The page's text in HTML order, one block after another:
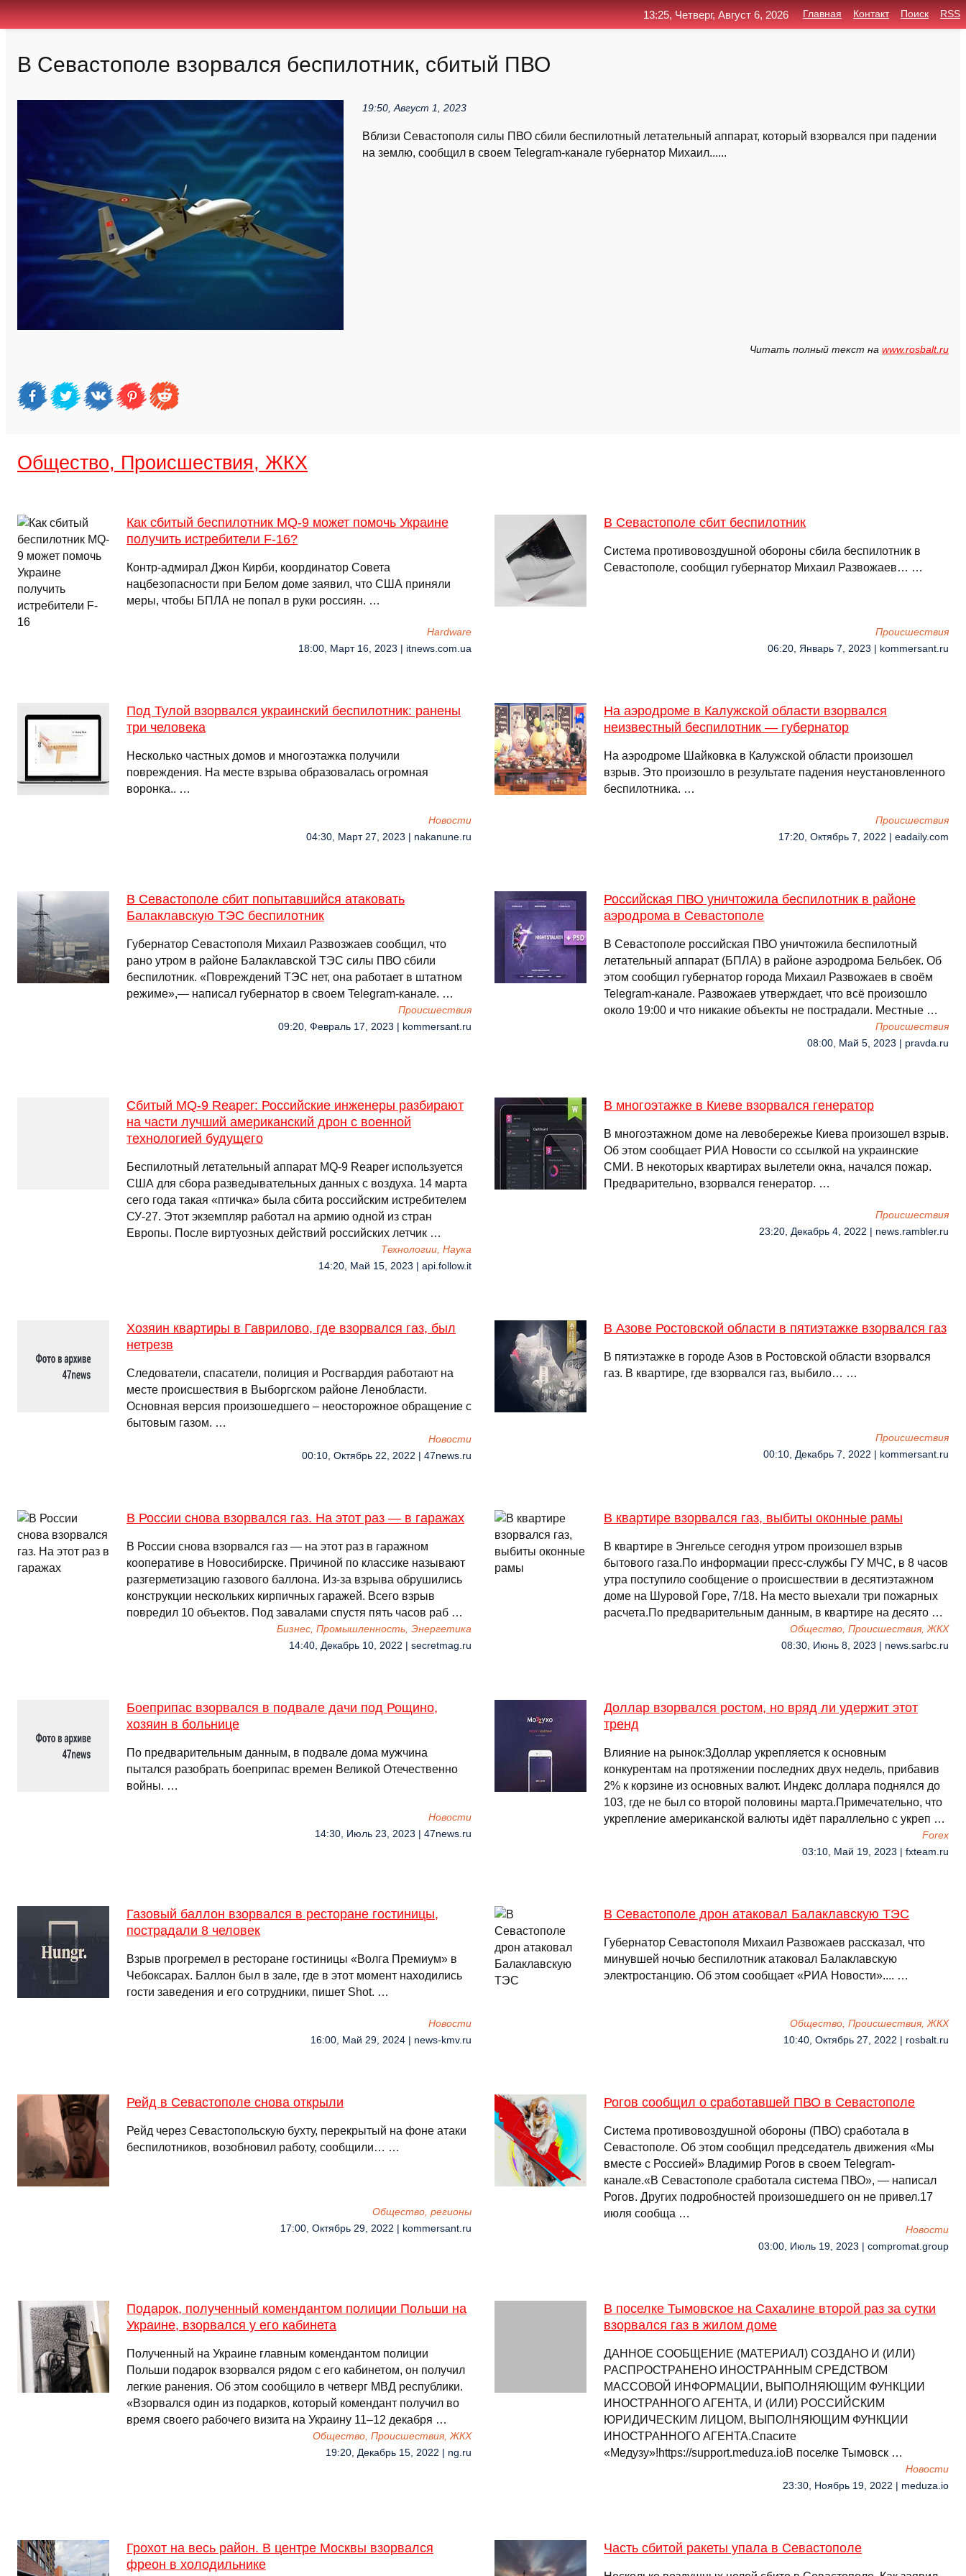
В Севастополе взорвался беспилотник, сбитый ПВО
19:50, Август 1, 2023
Вблизи Севастополя силы ПВО сбили беспилотный летательный аппарат, который взорвался при падении
на землю, сообщил в своем Telegram-канале губернатор Михаил......
Читать полный текст на www.rosbalt.ru
Общество, Происшествия, ЖКХ
Как сбитый беспилотник MQ-9 может помочь Украине
получить истребители F-16?
Контр-адмирал Джон Кирби, координатор Совета
нацбезопасности при Белом доме заявил, что США приняли
меры, чтобы БПЛА не попал в руки россиян. …
Hardware
18:00, Март 16, 2023 | itnews.com.ua
В Севастополе сбит беспилотник
Система противовоздушной обороны сбила беспилотник в
Севастополе, сообщил губернатор Михаил Развожаев… …
Происшествия
06:20, Январь 7, 2023 | kommersant.ru
Под Тулой взорвался украинский беспилотник: ранены
три человека
Несколько частных домов и многоэтажка получили
повреждения. На месте взрыва образовалась огромная
воронка.. …
Новости
04:30, Март 27, 2023 | nakanune.ru
На аэродроме в Калужской области взорвался
неизвестный беспилотник — губернатор
На аэродроме Шайковка в Калужской области произошел
взрыв. Это произошло в результате падения неустановленного
беспилотника. …
Происшествия
17:20, Октябрь 7, 2022 | eadaily.com
В Севастополе сбит попытавшийся атаковать
Балаклавскую ТЭС беспилотник
Губернатор Севастополя Михаил Развозжаев сообщил, что
рано утром в районе Балаклавской ТЭС силы ПВО сбили
беспилотник. «Повреждений ТЭС нет, она работает в штатном
режиме»,— написал губернатор в своем Telegram-канале. …
Происшествия
09:20, Февраль 17, 2023 | kommersant.ru
Российская ПВО уничтожила беспилотник в районе
аэродрома в Севастополе
В Севастополе российская ПВО уничтожила беспилотный
летательный аппарат (БПЛА) в районе аэродрома Бельбек. Об
этом сообщил губернатор города Михаил Развожаев в своём
Telegram-канале. Развожаев утверждает, что всё произошло
около 19:00 и что никакие объекты не пострадали. Местные …
Происшествия
08:00, Май 5, 2023 | pravda.ru
Сбитый MQ-9 Reaper: Российские инженеры разбирают
на части лучший американский дрон с военной
технологией будущего
Беспилотный летательный аппарат MQ-9 Reaper используется
США для сбора разведывательных данных с воздуха. 14 марта
сего года такая «птичка» была сбита российским истребителем
СУ-27. Этот экземпляр работал на армию одной из стран
Европы. После виртуозных действий российских летчик …
Технологии, Наука
14:20, Май 15, 2023 | api.follow.it
В многоэтажке в Киеве взорвался генератор
В многоэтажном доме на левобережье Киева произошел взрыв.
Об этом сообщает РИА Новости со ссылкой на украинские
СМИ. В некоторых квартирах вылетели окна, начался пожар.
Предварительно, взорвался генератор. …
Происшествия
23:20, Декабрь 4, 2022 | news.rambler.ru
Хозяин квартиры в Гаврилово, где взорвался газ, был
нетрезв
Следователи, спасатели, полиция и Росгвардия работают на
месте происшествия в Выборгском районе Ленобласти.
Основная версия произошедшего – неосторожное обращение с
бытовым газом. …
Новости
00:10, Октябрь 22, 2022 | 47news.ru
В Азове Ростовской области в пятиэтажке взорвался газ
В пятиэтажке в городе Азов в Ростовской области взорвался
газ. В квартире, где взорвался газ, выбило… …
Происшествия
00:10, Декабрь 7, 2022 | kommersant.ru
В России снова взорвался газ. На этот раз — в гаражах
В России снова взорвался газ — на этот раз в гаражном
кооперативе в Новосибирске. Причиной по классике называют
разгерметизацию газового баллона. Из-за взрыва обрушились
конструкции нескольких кирпичных гаражей. Всего взрыв
повредил 10 объектов. Под завалами спустя пять часов раб …
Бизнес, Промышленность, Энергетика
14:40, Декабрь 10, 2022 | secretmag.ru
В квартире взорвался газ, выбиты оконные рамы
В квартире в Энгельсе сегодня утром произошел взрыв
бытового газа.По информации пресс-службы ГУ МЧС, в 8 часов
утра поступило сообщение о происшествии в десятиэтажном
доме на Шуровой Горе, 7/18. На место выехали три пожарных
расчета.По предварительным данным, в квартире на десято …
Общество, Происшествия, ЖКХ
08:30, Июнь 8, 2023 | news.sarbc.ru
Боеприпас взорвался в подвале дачи под Рощино,
хозяин в больнице
По предварительным данным, в подвале дома мужчина
пытался разобрать боеприпас времен Великой Отечественно
войны. …
Новости
14:30, Июль 23, 2023 | 47news.ru
Доллар взорвался ростом, но вряд ли удержит этот
тренд
Влияние на рынок:3Доллар укрепляется к основным
конкурентам на протяжении последних двух недель, прибавив
2% к корзине из основных валют. Индекс доллара поднялся до
103, где не был со второй половины марта.Примечательно, что
укрепление американской валюты идёт параллельно с укреп …
Forex
03:10, Май 19, 2023 | fxteam.ru
Газовый баллон взорвался в ресторане гостиницы,
пострадали 8 человек
Взрыв прогремел в ресторане гостиницы «Волга Премиум» в
Чебоксарах. Баллон был в зале, где в этот момент находились
гости заведения и его сотрудники, пишет Shot. …
Новости
16:00, Май 29, 2024 | news-kmv.ru
В Севастополе дрон атаковал Балаклавскую ТЭС
Губернатор Севастополя Михаил Развожаев рассказал, что
минувшей ночью беспилотник атаковал Балаклавскую
электростанцию. Об этом сообщает «РИА Новости».... …
Общество, Происшествия, ЖКХ
10:40, Октябрь 27, 2022 | rosbalt.ru
Рейд в Севастополе снова открыли
Рейд через Севастопольскую бухту, перекрытый на фоне атаки
беспилотников, возобновил работу, сообщили… …
Общество, регионы
17:00, Октябрь 29, 2022 | kommersant.ru
Рогов сообщил о сработавшей ПВО в Севастополе
Система противовоздушной обороны (ПВО) сработала в
Севастополе. Об этом сообщил председатель движения «Мы
вместе с Россией» Владимир Рогов в своем Telegram-
канале.«В Севастополе сработала система ПВО», — написал
Рогов. Других подробностей произошедшего он не привел.17
июля сообща …
Новости
03:00, Июль 19, 2023 | compromat.group
Подарок, полученный комендантом полиции Польши на
Украине, взорвался у его кабинета
Полученный на Украине главным комендантом полиции
Польши подарок взорвался рядом с его кабинетом, он получил
легкие ранения. Об этом сообщило в четверг МВД республики.
«Взорвался один из подарков, который комендант получил во
время своего рабочего визита на Украину 11–12 декабря …
Общество, Происшествия, ЖКХ
19:20, Декабрь 15, 2022 | ng.ru
В поселке Тымовское на Сахалине второй раз за сутки
взорвался газ в жилом доме
ДАННОЕ СООБЩЕНИЕ (МАТЕРИАЛ) СОЗДАНО И (ИЛИ)
РАСПРОСТРАНЕНО ИНОСТРАННЫМ СРЕДСТВОМ
МАССОВОЙ ИНФОРМАЦИИ, ВЫПОЛНЯЮЩИМ ФУНКЦИИ
ИНОСТРАННОГО АГЕНТА, И (ИЛИ) РОССИЙСКИМ
ЮРИДИЧЕСКИМ ЛИЦОМ, ВЫПОЛНЯЮЩИМ ФУНКЦИИ
ИНОСТРАННОГО АГЕНТА.Спасите
«Медузу»!https://support.meduza.ioВ поселке Тымовск …
Новости
23:30, Ноябрь 19, 2022 | meduza.io
Грохот на весь район. В центре Москвы взорвался
фреон в холодильнике
Часть сбитой ракеты упала в Севастополе
13:25, Четверг, Август 6, 2026 Главная Контакт Поиск RSS